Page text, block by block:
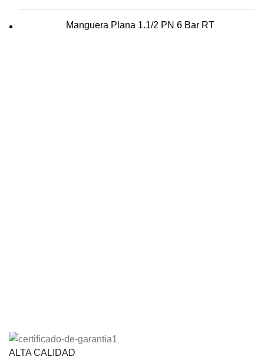
Manguera Plana 1.1/2 PN 6 Bar RT
ALTA CALIDAD